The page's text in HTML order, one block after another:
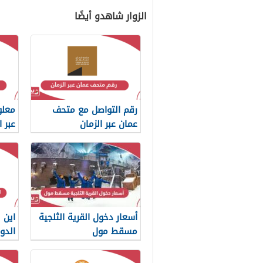
الزوار شاهدو أيضًا
رقم التواصل مع متحف
عمان عبر الزمان
عبر
أسعار دخول القرية الثلجية
مسقط مول